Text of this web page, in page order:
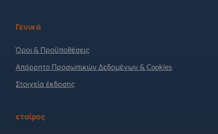
Γενικά
Όροι & Προϋποθέσεις
Απόρρητο Προσωπικών Δεδομένων & Cookies
Στοιχεία έκδοσης
εταίρος